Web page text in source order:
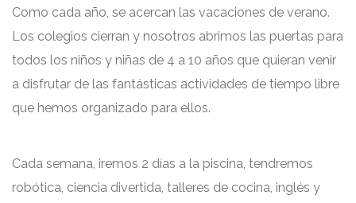
Como cada año, se acercan las vacaciones de verano.
Los colegios cierran y nosotros abrimos las puertas para
todos los niños y niñas de 4 a 10 años que quieran venir
a disfrutar de las fantásticas actividades de tiempo libre
que hemos organizado para ellos.
Cada semana, iremos 2 días a la piscina, tendremos
robótica, ciencia divertida, talleres de cocina, inglés y